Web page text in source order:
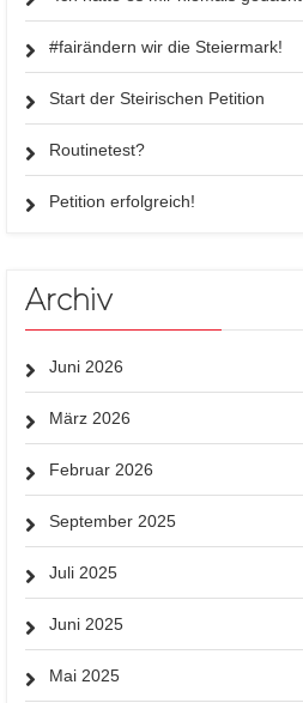
#fairändern wir die Steiermark!
Start der Steirischen Petition
Routinetest?
Petition erfolgreich!
Archiv
Juni 2026
März 2026
Februar 2026
September 2025
Juli 2025
Juni 2025
Mai 2025